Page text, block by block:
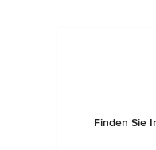
Finden Sie